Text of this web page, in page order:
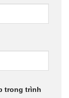
trong trình